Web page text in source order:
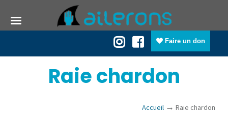
Faire un don
Raie chardon
Accueil → Raie chardon